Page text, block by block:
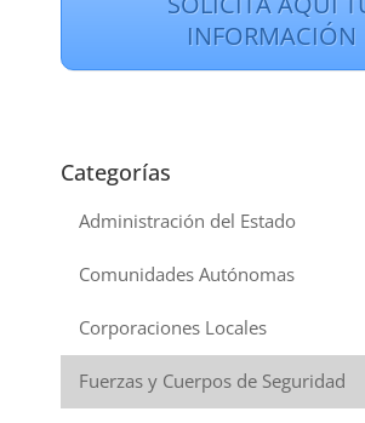
INFORMACIÓN
Categorías
Administración del Estado
Comunidades Autónomas
Corporaciones Locales
Fuerzas y Cuerpos de Seguridad